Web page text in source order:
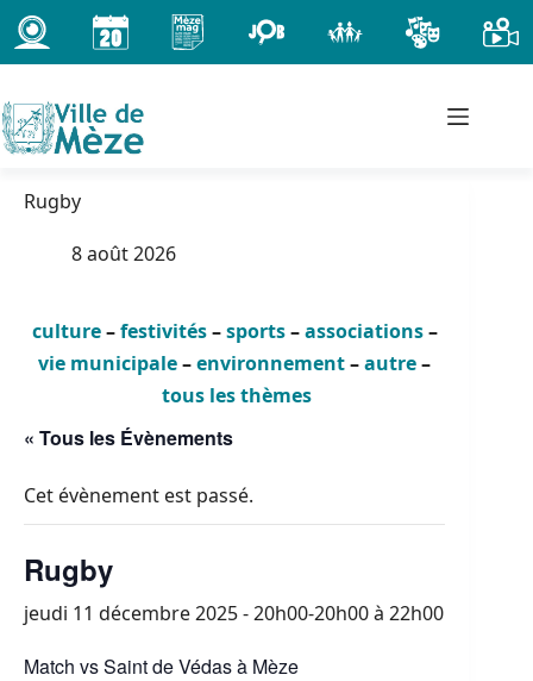
Passer
au
contenu
Rugby
8 août 2026
culture–festivités–sports–associations–
vie municipale–environnement–autre–
tous les thèmes
« Tous les Évènements
Cet évènement est passé.
Rugby
jeudi 11 décembre 2025 - 20h00-20h00à 22h00
Match vs Saint de Védas à Mèze